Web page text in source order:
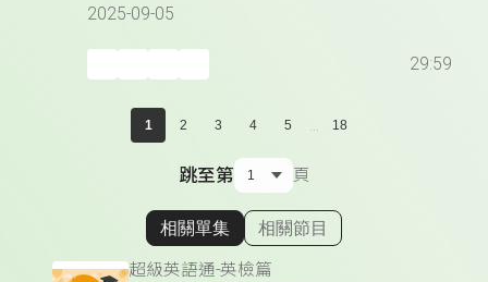
2025-09-05
29:59
1 2 3 4 5 ... 18
跳至第 頁
顯示相關單集
相關單集 相關節目
超級英語通-英檢篇